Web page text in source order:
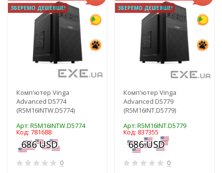
ЗБЕРЕМО ДЕШЕВШЕ!
Комп'ютер Vinga
Advanced D5774
(R5M16INTW.D5774)
Арт: R5M16INTW.D5774
Код: 781688
0
ЗБЕРЕМО ДЕШЕВШЕ!
Комп'ютер Vinga
Advanced D5779
(R5M16INT.D5779)
Арт: R5M16INT.D5779
Код: 837355
0